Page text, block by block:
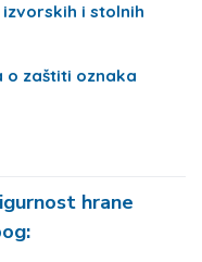
i stolnih
o zaštiti oznaka
hrane